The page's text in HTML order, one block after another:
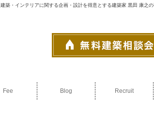
建築・インテリアに関する企画・設計を得意とする建築家 黒田 康之の
Fee Blog Recruit